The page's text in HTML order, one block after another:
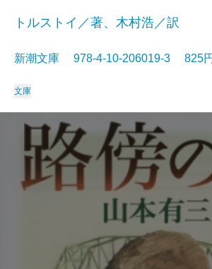
トルストイ／著、木村浩／訳
新潮文庫 978-4-10-206019-3 825
文庫